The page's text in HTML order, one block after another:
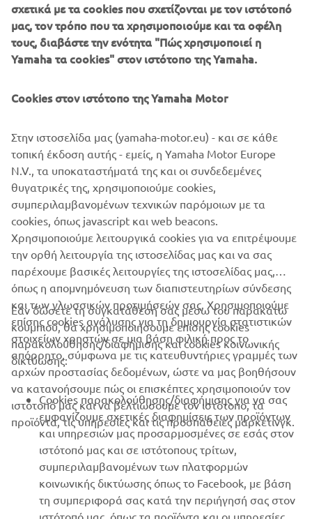
σχετικά με τα cookies που σχετίζονται με τον ιστότοπό
μας, τον τρόπο που τα χρησιμοποιούμε και τα οφέλη
τους, διαβάστε την ενότητα "Πώς χρησιμοποιεί η
Yamaha τα cookies" στον ιστότοπο της Yamaha.
Cookies στον ιστότοπο της Yamaha Motor
Στην ιστοσελίδα μας (yamaha-motor.eu) - και σε κάθε
τοπική έκδοση αυτής - εμείς, η Yamaha Motor Europe
N.V., τα υποκαταστήματά της και οι συνδεδεμένες
θυγατρικές της, χρησιμοποιούμε cookies,
συμπεριλαμβανομένων τεχνικών παρόμοιων με τα
cookies, όπως javascript και web beacons.
Χρησιμοποιούμε λειτουργικά cookies για να επιτρέψουμε
την ορθή λειτουργία της ιστοσελίδας μας και να σας
παρέχουμε βασικές λειτουργίες της ιστοσελίδας μας,
όπως η απομνημόνευση των διαπιστευτηρίων σύνδεσης
και των γλωσσικών προτιμήσεών σας. Χρησιμοποιούμε
επίσης cookies ανάλυσης για τη δημιουργία στατιστικών
στοιχείων χρηστών σε μια βάση φιλική προς το
απόρρητο, σύμφωνα με τις κατευθυντήριες γραμμές των
αρχών προστασίας δεδομένων, ώστε να μας βοηθήσουν
να κατανοήσουμε πώς οι επισκέπτες χρησιμοποιούν τον
ιστότοπό μας και να βελτιώσουμε τον ιστότοπο, τα
προϊόντα, τις υπηρεσίες και τις προσπάθειες μάρκετινγκ.
Εάν δώσετε τη συγκατάθεσή σας μέσω του παρακάτω
κουμπιού, θα χρησιμοποιήσουμε επίσης cookies
παρακολούθησης/διαφήμισης και cookies κοινωνικής
δικτύωσης:
Cookies παρακολούθησης/διαφήμισης για να σας
εμφανίζουμε σχετικές διαφημίσεις των προϊόντων
και υπηρεσιών μας προσαρμοσμένες σε εσάς στον
ιστότοπό μας και σε ιστότοπους τρίτων,
συμπεριλαμβανομένων των πλατφορμών
κοινωνικής δικτύωσης όπως το Facebook, με βάση
τη συμπεριφορά σας κατά την περιήγησή σας στον
ιστότοπό μας, όπως τα προϊόντα και οι υπηρεσίες